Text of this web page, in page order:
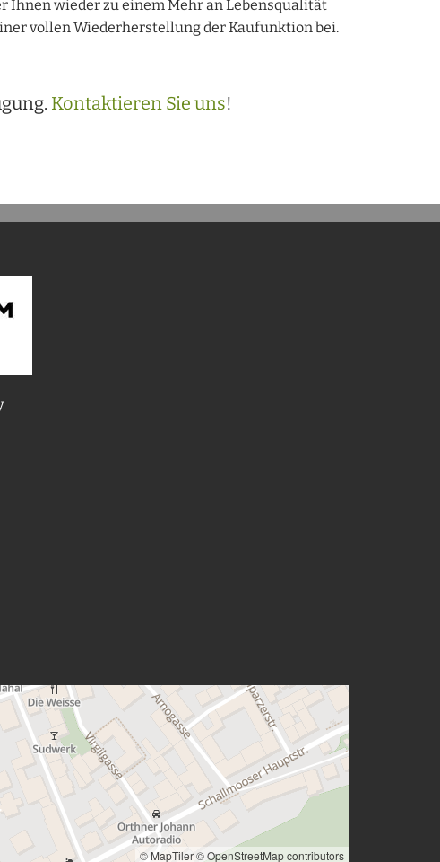
Ihnen wieder zu einem Mehr an Lebensqualität
vollen Wiederherstellung der Kaufunktion bei.
Kontaktieren Sie uns!
© MapTiler© OpenStreetMap contributors